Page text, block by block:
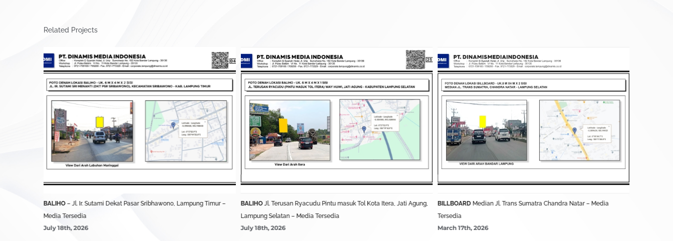
Related Projects
BALIHO– Jl. Ir. Sutami Dekat Pasar Sribhawono, Lampung Timur –
Media Tersedia
July 18th, 2026
BALIHOJl. Terusan Ryacudu Pintu masuk Tol Kota Itera, Jati Agung,
Lampung Selatan – Media Tersedia
July 18th, 2026
BILLBOARDMedian Jl. Trans Sumatra Chandra Natar – Media
Tersedia
March 17th, 2026